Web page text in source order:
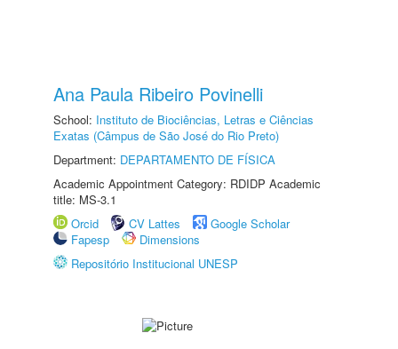
Ana Paula Ribeiro Povinelli
School: Instituto de Biociências, Letras e Ciências
Exatas (Câmpus de São José do Rio Preto)
Department: DEPARTAMENTO DE FÍSICA
Academic Appointment Category: RDIDP Academic
title: MS-3.1
Orcid
CV Lattes
Google Scholar
Fapesp
Dimensions
Repositório Institucional UNESP